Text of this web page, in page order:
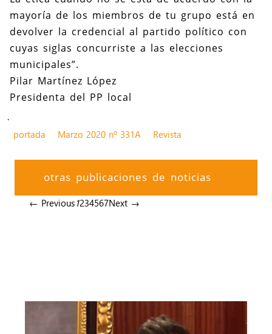
mayoría de los miembros de tu grupo está en
devolver la credencial al partido político con
cuyas siglas concurriste a las elecciones
municipales”.
Pilar Martínez López
Presidenta del PP local
.
portada
Marzo 2020 nº 331A Revista
otras publicaciones de noticias
← Previous1234567Next →